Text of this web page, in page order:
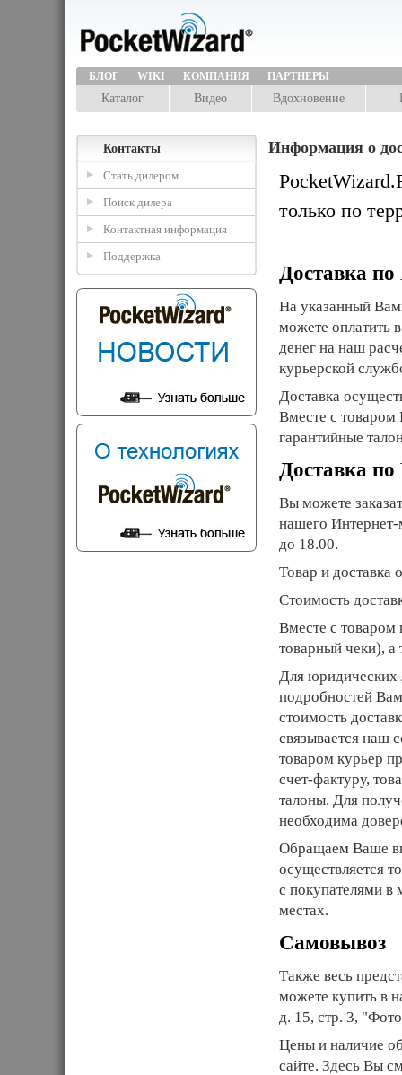
БЛОГ WIKI КОМПАНИЯ ПАРТНЕРЫ
Каталог Видео Вдохновение
Контакты
Стать дилером
Поиск дилера
Контактная информация
Поддержка
Информация о
только по
Доставка по
На указанный
можете оплатить
денег на наш
курьерской
Доставка
Вместе с
гарантийные
Доставка
Вы можете
нашего Интернет-
до 18.00.
Товар и доставка
Стоимость
Вместе с
товарный чеки), а
Для юридических
подробностей
стоимость
связывается наш
товаром курьер
счет-фактуру,
талоны. Для
необходима
Обращаем Ваше
осуществляется
с покупателями в
местах.
Самовывоз
Также весь
можете купить в
д. 15, стр. 3,
Цены и наличие
сайте. Здесь Вы